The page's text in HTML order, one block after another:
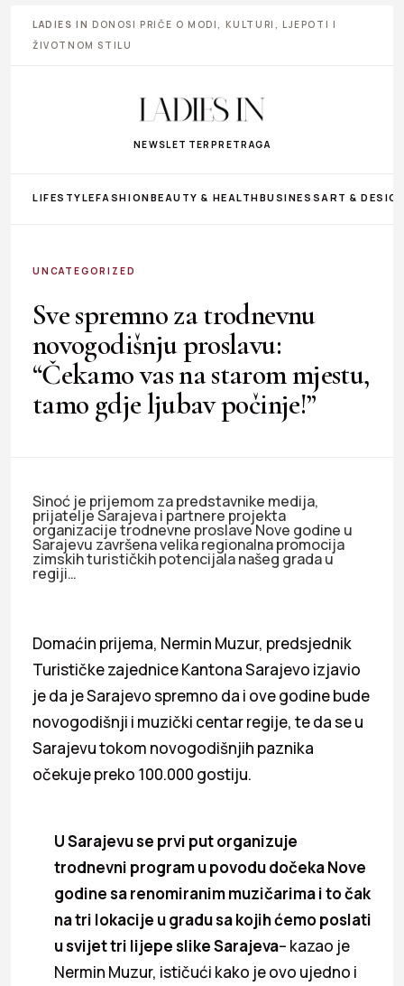
LADIES IN DONOSI PRIČE O MODI, KULTURI, LJEPOTI I
ŽIVOTNOM STILU
NEWSLETTER PRETRAGA
LIFESTYLEFASHIONBEAUTY & HEALTHBUSINESS ART &
UNCATEGORIZED
Sve spremno za trodnevnu
novogodišnju proslavu:
“Čekamo vas na starom mjestu,
tamo gdje ljubav počinje!”
Sinoć je prijemom za predstavnike medija,
prijatelje Sarajeva i partnere projekta
organizacije trodnevne proslave Nove godine u
Sarajevu završena velika regionalna promocija
zimskih turističkih potencijala našeg grada u
regiji…
Domaćin prijema, Nermin Muzur, predsjednik
Turističke zajednice Kantona Sarajevo izjavio
je da je Sarajevo spremno da i ove godine bude
novogodišnji i muzički centar regije, te da se u
Sarajevu tokom novogodišnjih paznika
očekuje preko 100.000 gostiju.
U Sarajevu se prvi put organizuje
trodnevni program u povodu dočeka Nove
godine sa renomiranim muzičarima i to čak
na tri lokacije u gradu sa kojih ćemo poslati
u svijet tri lijepe slike Sarajeva– kazao je
Nermin Muzur, ističući kako je ovo ujedno i